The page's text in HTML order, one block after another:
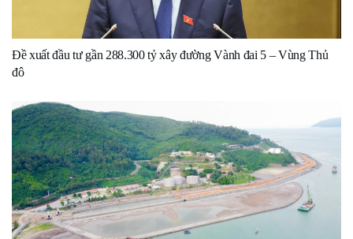
Đề xuất đầu tư gần 288.300 tỷ xây đường Vành đai 5 – Vùng Thủ
đô